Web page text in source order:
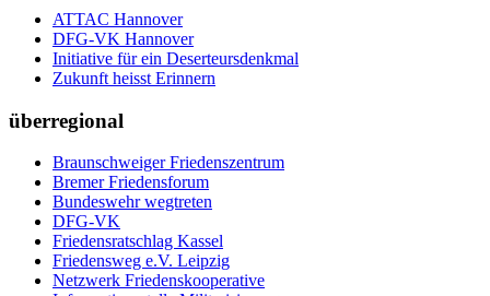
ATTAC Hannover
DFG-VK Hannover
Initiative für ein Deserteursdenkmal
Zukunft heisst Erinnern
überregional
Braunschweiger Friedenszentrum
Bremer Friedensforum
Bundeswehr wegtreten
DFG-VK
Friedensratschlag Kassel
Friedensweg e.V. Leipzig
Netzwerk Friedenskooperative